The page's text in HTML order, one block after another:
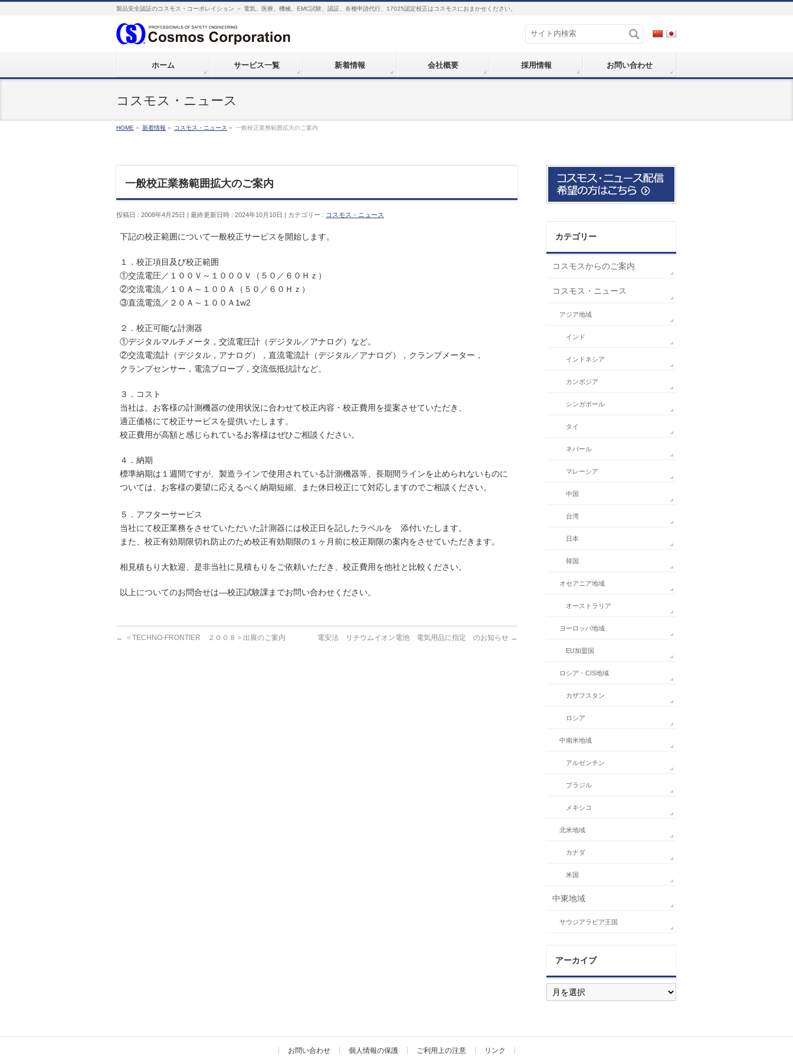
製品安全認証のコスモス・コーポレイション － 電気、医療、機械、EMC試験、認証、各種申請代行、17025認定校正はコスモスにおまかせください。
ホーム サービス一覧 新着情報 会社概要 採用情報 お問い合わせ
コスモス・ニュース
HOME » 新着情報 » コスモス・ニュース » 一般校正業務範囲拡大のご案内
一般校正業務範囲拡大のご案内
投稿日 : 2008年4月25日 最終更新日時 : 2024年10月10日 カテゴリー : コスモス・ニュース
下記の校正範囲について一般校正サービスを開始します。
１．校正項目及び校正範囲
①交流電圧／１００Ｖ～１０００Ｖ（５０／６０Ｈｚ）
②交流電流／１０Ａ～１００Ａ（５０／６０Ｈｚ）
③直流電流／２０Ａ～１００Ａ1w2
２．校正可能な計測器
①デジタルマルチメータ，交流電圧計（デジタル／アナログ）など。
②交流電流計（デジタル，アナログ），直流電流計（デジタル／アナログ），クランプメーター，
クランプセンサー，電流プローブ，交流低抵抗計など。
３．コスト
当社は、お客様の計測機器の使用状況に合わせて校正内容・校正費用を提案させていただき、
適正価格にて校正サービスを提供いたします。
校正費用が高額と感じられているお客様はぜひご相談ください。
４．納期
標準納期は１週間ですが、製造ラインで使用されている計測機器等、長期間ラインを止められないものに
ついては、お客様の要望に応えるべく納期短縮、また休日校正にて対応しますのでご相談ください。
５．アフターサービス
当社にて校正業務をさせていただいた計測器には校正日を記したラベルを 添付いたします。
また、校正有効期限切れ防止のため校正有効期限の１ヶ月前に校正期限の案内をさせていただきます。
相見積もり大歓迎、是非当社に見積もりをご依頼いただき、校正費用を他社と比較ください。
以上についてのお問合せは—校正試験課までお問い合わせください。
← ＜TECHNO-FRONTIER ２００８＞出展のご案内 電安法 リチウムイオン電池 電気用品に指定 のお知らせ →
カテゴリー
コスモスからのご案内
コスモス・ニュース
アジア地域
インド
インドネシア
カンボジア
シンガポール
タイ
ネパール
マレーシア
中国
台湾
日本
韓国
オセアニア地域
オーストラリア
ヨーロッパ地域
EU加盟国
ロシア・CIS地域
カザフスタン
ロシア
中南米地域
アルゼンチン
ブラジル
メキシコ
北米地域
カナダ
米国
中東地域
サウジアラビア王国
アーカイブ
ア
ー
お問い合わせ 個人情報の保護 ご利用上の注意 リンク